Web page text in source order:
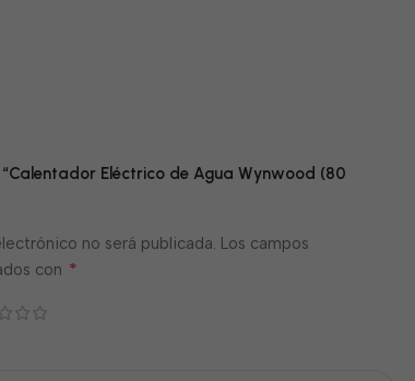
Eléctrico de Agua Wynwood (80
no será publicada. Los campos
con *